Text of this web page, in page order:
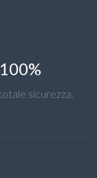
sicurezza.